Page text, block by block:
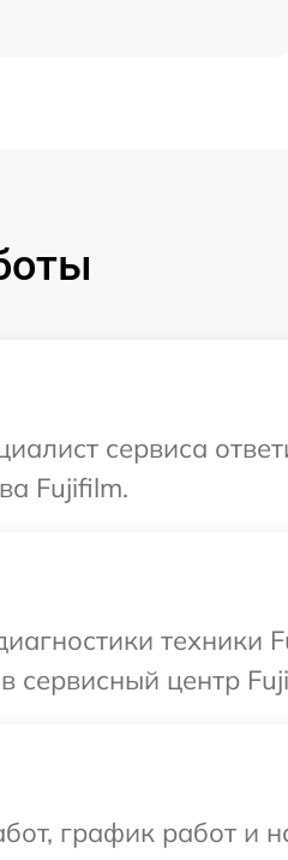
сервиса
Fujifilm.
техники
сервисный центр
график работ и